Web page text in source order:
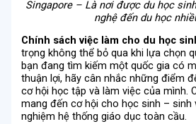
Singapore – Là nơi được du học
nghệ đến du học
Chính sách việc làm cho du học
trọng không thể bỏ qua khi lựa chọn
bạn đang tìm kiếm một quốc gia có
thuận lợi, hãy cân nhắc những điểm
cơ hội học tập và làm việc của mình.
mang đến cơ hội cho học sinh – sinh
nghiệm hệ thống giáo dục toàn cầu.